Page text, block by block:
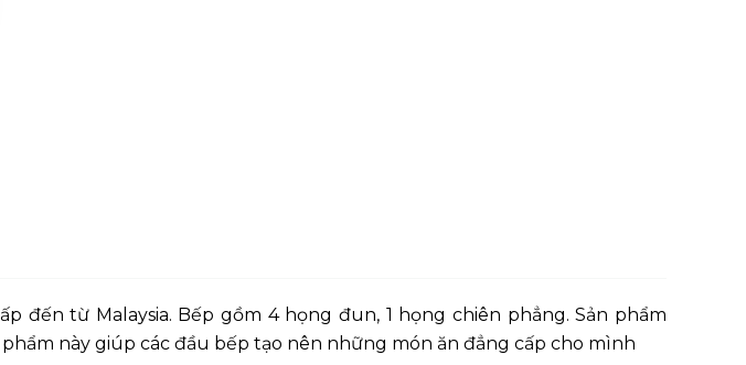
đến từ Malaysia. Bếp gồm 4 họng đun, 1 họng chiên phẳng. Sản phẩm
này giúp các đầu bếp tạo nên những món ăn đẳng cấp cho mình